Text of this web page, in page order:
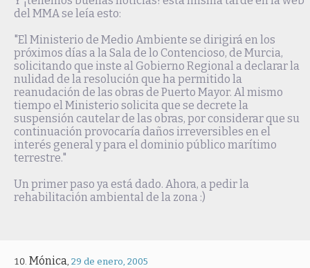
del MMA se leía esto:
"El Ministerio de Medio Ambiente se dirigirá en los
próximos días a la Sala de lo Contencioso, de Murcia,
solicitando que inste al Gobierno Regional a declarar la
nulidad de la resolución que ha permitido la
reanudación de las obras de Puerto Mayor. Al mismo
tiempo el Ministerio solicita que se decrete la
suspensión cautelar de las obras, por considerar que su
continuación provocaría daños irreversibles en el
interés general y para el dominio público marítimo
terrestre."
Un primer paso ya está dado. Ahora, a pedir la
rehabilitación ambiental de la zona :)
Mónica, 29 de enero, 2005